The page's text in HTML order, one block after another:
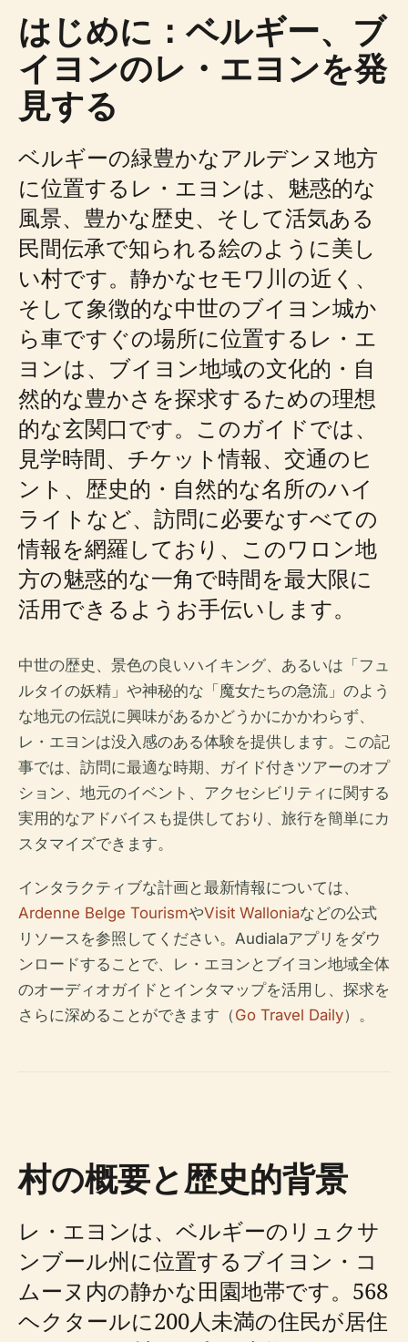
はじめに：ベルギー、ブ
イヨンのレ・エヨンを発
見する
ベルギーの緑豊かなアルデンヌ地方
に位置するレ・エヨンは、魅惑的な
風景、豊かな歴史、そして活気ある
民間伝承で知られる絵のように美し
い村です。静かなセモワ川の近く、
そして象徴的な中世のブイヨン城か
ら車ですぐの場所に位置するレ・エ
ヨンは、ブイヨン地域の文化的・自
然的な豊かさを探求するための理想
的な玄関口です。このガイドでは、
見学時間、チケット情報、交通のヒ
ント、歴史的・自然的な名所のハイ
ライトなど、訪問に必要なすべての
情報を網羅しており、このワロン地
方の魅惑的な一角で時間を最大限に
活用できるようお手伝いします。
中世の歴史、景色の良いハイキング、あるいは「フュ
ルタイの妖精」や神秘的な「魔女たちの急流」のよう
な地元の伝説に興味があるかどうかにかかわらず、
レ・エヨンは没入感のある体験を提供します。この記
事では、訪問に最適な時期、ガイド付きツアーのオプ
ション、地元のイベント、アクセシビリティに関する
実用的なアドバイスも提供しており、旅行を簡単にカ
スタマイズできます。
インタラクティブな計画と最新情報については、
Ardenne Belge TourismやVisit Walloniaなどの公式
リソースを参照してください。Audialaアプリをダウ
ンロードすることで、レ・エヨンとブイヨン地域全体
のオーディオガイドとインタマップを活用し、探求を
さらに深めることができます（Go Travel Daily）。
村の概要と歴史的背景
レ・エヨンは、ベルギーのリュクサ
ンブール州に位置するブイヨン・コ
ムーヌ内の静かな田園地帯です。568
ヘクタールに200人未満の住民が居住